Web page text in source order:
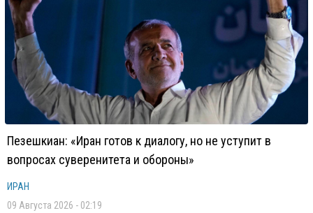
Пезешкиан: «Иран готов к диалогу, но не уступит в
вопросах суверенитета и обороны»
ИРАН
09 Августа 2026 - 02:19